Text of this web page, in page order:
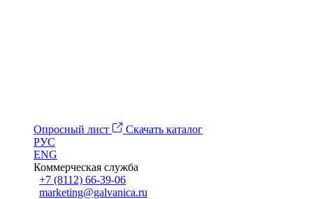
Опросный лист
Скачать каталог
РУС
ENG
Коммерческая служба
+7 (8112) 66-39-06
marketing@galvanica.ru